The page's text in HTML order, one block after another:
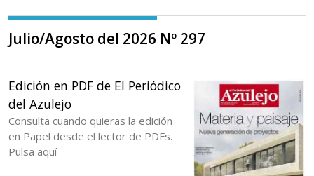
Julio/Agosto del 2026 Nº 297
Edición en PDF de El Periódico
del Azulejo
Consulta cuando quieras la edición
en Papel desde el lector de PDFs.
Pulsa aquí